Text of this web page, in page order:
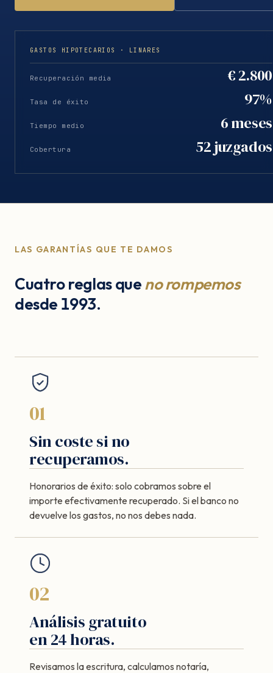
GASTOS HIPOTECARIOS · LINARES
Recuperación media € 2.800
Tasa de éxito 97%
Tiempo medio 6 meses
Cobertura 52 juzgados
LAS GARANTÍAS QUE TE DAMOS
Cuatro reglas queno rompemos
desde 1993.
01
Sin coste si no
recuperamos.
Honorarios de éxito: solo cobramos sobre el
importe efectivamente recuperado. Si el banco no
devuelve los gastos, no nos debes nada.
02
Análisis gratuito
en 24 horas.
Revisamos la escritura, calculamos notaría,